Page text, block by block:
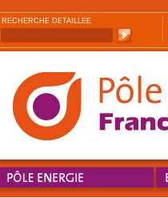
RECHERCHE DETAILLEE